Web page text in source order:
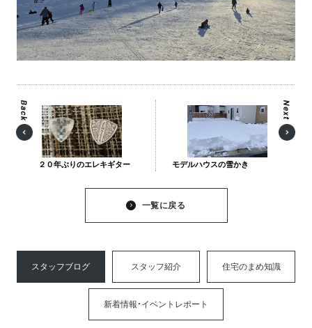
２０年ぶりのエレキギター モデルハウスの雪かき
一覧に戻る
スタッフブログ スタッフ紹介 住宅のまめ知識
新着情報・イベントレポート